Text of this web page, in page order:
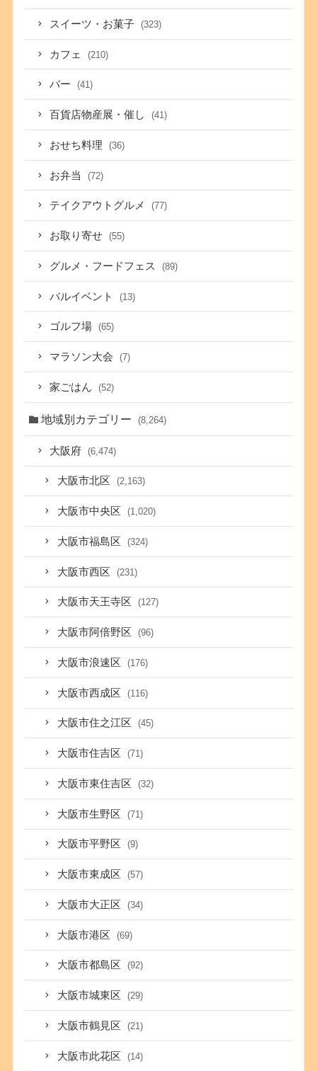
スイーツ・お菓子 (323)
カフェ (210)
バー (41)
百貨店物産展・催し (41)
おせち料理 (36)
お弁当 (72)
テイクアウトグルメ (77)
お取り寄せ (55)
グルメ・フードフェス (89)
バルイベント (13)
ゴルフ場 (65)
マラソン大会 (7)
家ごはん (52)
地域別カテゴリー (8,264)
大阪府 (6,474)
大阪市北区 (2,163)
大阪市中央区 (1,020)
大阪市福島区 (324)
大阪市西区 (231)
大阪市天王寺区 (127)
大阪市阿倍野区 (96)
大阪市浪速区 (176)
大阪市西成区 (116)
大阪市住之江区 (45)
大阪市住吉区 (71)
大阪市東住吉区 (32)
大阪市生野区 (71)
大阪市平野区 (9)
大阪市東成区 (57)
大阪市大正区 (34)
大阪市港区 (69)
大阪市都島区 (92)
大阪市城東区 (29)
大阪市鶴見区 (21)
大阪市此花区 (14)